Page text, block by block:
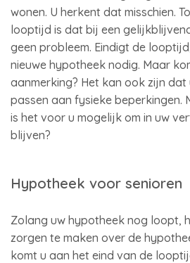
wonen. U herkent dat misschien.
looptijd is dat bij een
geen probleem. Eindigt de
nieuwe hypotheek nodig. Maar
aanmerking? Het kan ook zijn dat
passen aan fysieke beperkingen.
is het voor u mogelijk om in uw
blijven?
Hypotheek voor senioren
Zolang uw hypotheek nog loopt,
zorgen te maken over de
komt u aan het eind van de